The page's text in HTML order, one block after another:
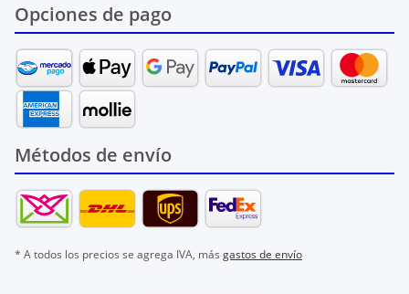
Opciones de pago
Métodos de envío
* A todos los precios se agrega IVA, más gastos de envío